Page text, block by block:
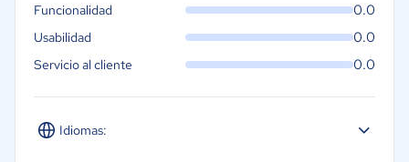
Idiomas:
Funcionalidad 0.0
Usabilidad 0.0
Servicio al cliente 0.0